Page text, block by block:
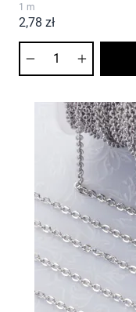
1 m
2,78 zł